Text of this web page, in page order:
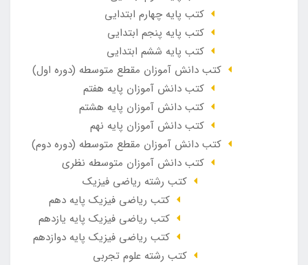
کتب پایه چهارم ابتدایی
کتب پایه پنجم ابتدایی
کتب پایه ششم ابتدایی
کتب دانش آموزان مقطع متوسطه (دوره اول)
کتب دانش آموزان پایه هفتم
کتب دانش آموزان پایه هشتم
کتب دانش آموزان پایه نهم
کتب دانش آموزان مقطع متوسطه (دوره دوم)
کتب دانش آموزان متوسطه نظری
کتب رشته ریاضی فیزیک
کتب ریاضی فیزیک پایه دهم
کتب ریاضی فیزیک پایه یازدهم
کتب ریاضی فیزیک پایه دوازدهم
کتب رشته علوم تجربی